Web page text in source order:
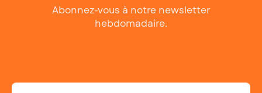
Abonnez-vous à notre newsletter
hebdomadaire.